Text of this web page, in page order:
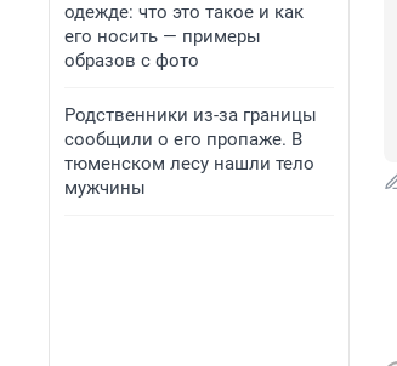
одежде: что это такое и как
его носить — примеры
образов с фото
Родственники из-за границы
сообщили о его пропаже. В
тюменском лесу нашли тело
мужчины